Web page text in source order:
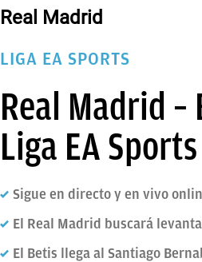
OKDIARIO
Real Madrid
LIGA EA SPORTS
Real Madrid
Liga EA Sports
Sigue en directo y en vivo
El Real Madrid buscará
El Betis llega al Santiago